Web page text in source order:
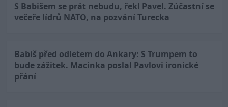
S Babišem se prát nebudu, řekl Pavel. Zúčastní se
večeře lídrů NATO, na pozvání Turecka
Babiš před odletem do Ankary: S Trumpem to
bude zážitek. Macinka poslal Pavlovi ironické
přání